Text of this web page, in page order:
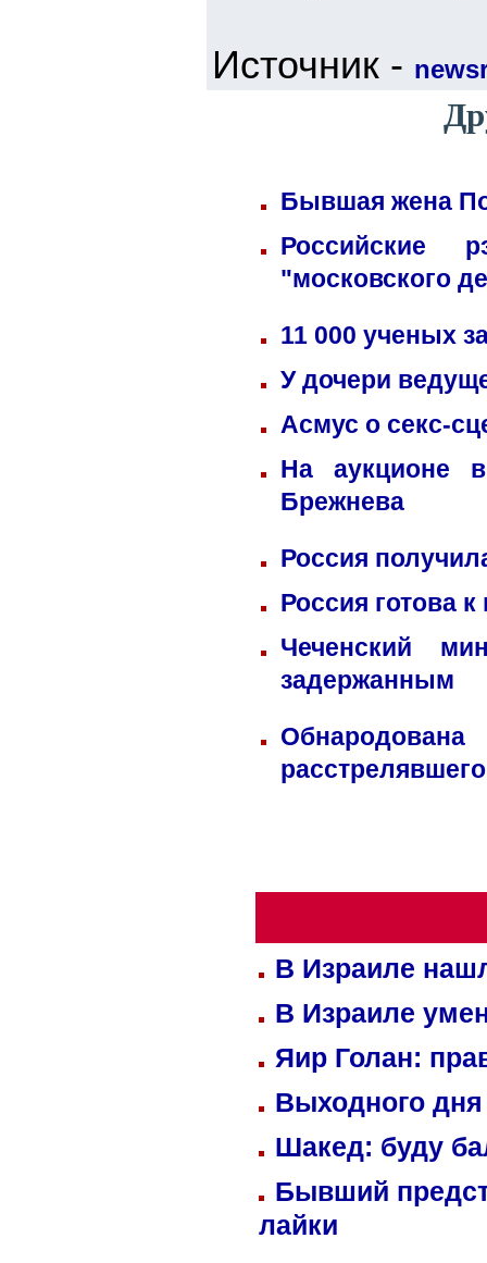
Источник -
Бывшая жена
Российские
"московского
11 000 ученых
У дочери
Асмус о секс-
На аукционе
Брежнева
Россия
Россия готова
Чеченский
задержанным
В Израиле
В Израиле
Яир Голан:
Выходного
Шакед: буду
Бывший
лайки